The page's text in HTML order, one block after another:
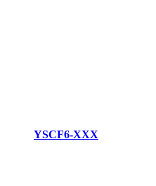
YSCF6-XXX